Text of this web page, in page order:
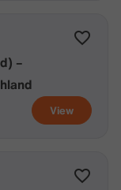
View
–